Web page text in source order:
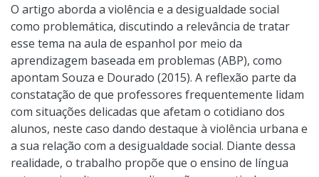
O artigo aborda a violência e a desigualdade social
como problemática, discutindo a relevância de tratar
esse tema na aula de espanhol por meio da
aprendizagem baseada em problemas (ABP), como
apontam Souza e Dourado (2015). A reflexão parte da
constatação de que professores frequentemente lidam
com situações delicadas que afetam o cotidiano dos
alunos, neste caso dando destaque à violência urbana e
a sua relação com a desigualdade social. Diante dessa
realidade, o trabalho propõe que o ensino de língua